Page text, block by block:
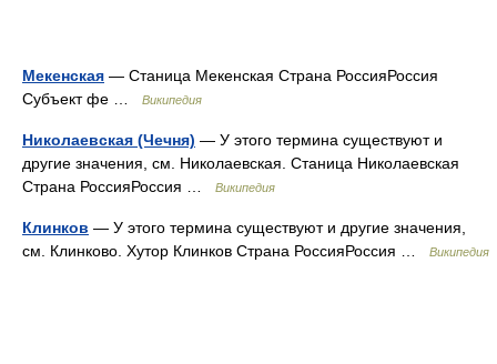
Мекенская — Станица Мекенская Страна РоссияРоссия
Субъект фе …
Википедия
Николаевская (Чечня) — У этого термина существуют и
другие значения, см. Николаевская. Станица Николаевская
Страна РоссияРоссия …
Википедия
Клинков — У этого термина существуют и другие значения,
см. Клинково. Хутор Клинков Страна РоссияРоссия …
Википедия